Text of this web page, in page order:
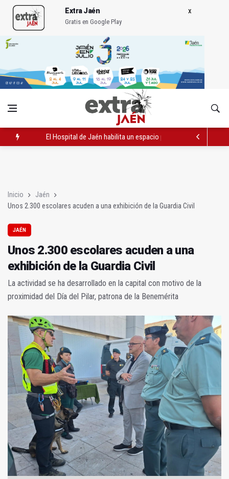
Extra Jaén
Gratis en Google Play
El Hospital de Jaén habilita un espacio para consultas de
Inicio
Jaén
Unos 2.300 escolares acuden a una exhibición de la Guardia Civil
JAÉN
Unos 2.300 escolares acuden a una
exhibición de la Guardia Civil
La actividad se ha desarrollado en la capital con motivo de la
proximidad del Día del Pilar, patrona de la Benemérita